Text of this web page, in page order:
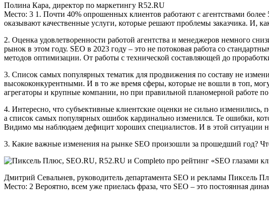
Полина Кара, директор по маркетингу R52.RU
Место: 3 1. Почти 40% опрошенных клиентов работают с агентствами
оказывают качественные услуги, которые решают проблемы заказчика. И,
2. Оценка удовлетворенности работой агентства и менеджеров немного
рынок в этом году. SEO в 2023 году – это не потоковая работа со
методов оптимизации. От работы с технической составляющей до
3. Список самых популярных тематик для продвижения по составу не
высококонкурентными. И в то же время сферы, которые не вошли в топ,
агрегаторы и крупные компании, но при правильной планомерной работе
4. Интересно, что субъективные клиентские оценки не сильно
а список самых популярных ошибок кардинально изменился. Те ошибки,
Видимо мы наблюдаем дефицит хороших специалистов. И в этой ситуации
3. Какие важные изменения на рынке SEO произошли за прошедший год?
Дмитрий Севальнев, руководитель департамента SEO и рекламы Пиксель
Место: 2 Вероятно, всем уже приелась фраза, что SEO – это постоянная